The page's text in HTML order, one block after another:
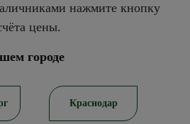
нажмите кнопку
цены.
городе
Краснодар